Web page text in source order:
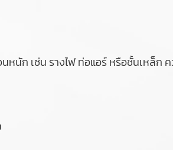
นหนัก เช่น รางไฟ ท่อแอร์ หรือชั้นเห